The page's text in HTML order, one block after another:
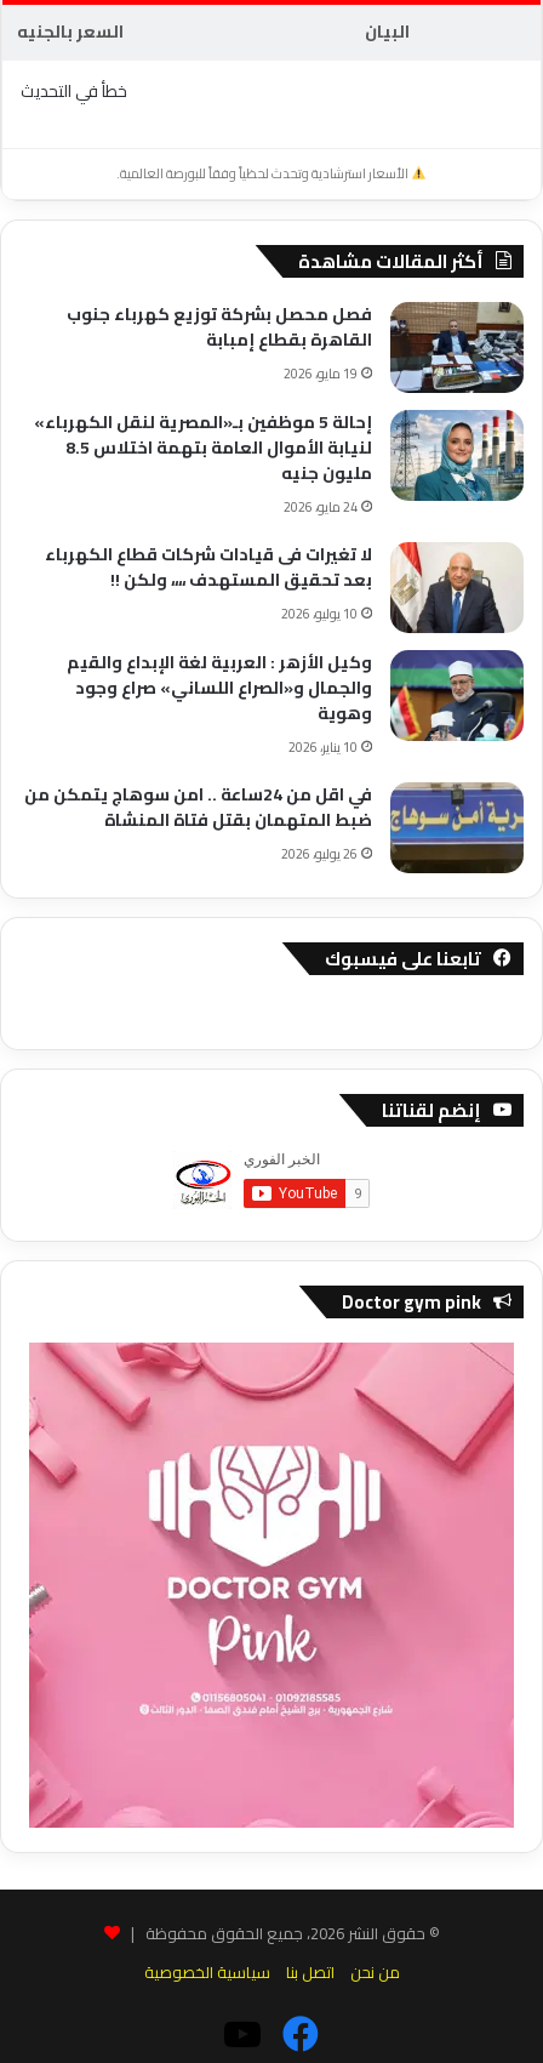
البيان
السعر بالجنيه
خطأ في التحديث
الأسعار استرشادية وتحدث لحظياً وفقاً للبورصة العالمية.
أكثر المقالات مشاهدة
فصل محصل بشركة توزيع كهرباء جنوب
القاهرة بقطاع إمبابة
19 مايو، 2026
إحالة 5 موظفين بـ«المصرية لنقل الكهرباء»
لنيابة الأموال العامة بتهمة اختلاس 8.5
مليون جنيه
24 مايو، 2026
لا تغيرات فى قيادات شركات قطاع الكهرباء
بعد تحقيق المستهدف ،،،، ولكن !!
10 يوليو، 2026
وكيل الأزهر : العربية لغة الإبداع والقيم
والجمال و«الصراع اللساني» صراع وجود
وهوية
10 يناير، 2026
في اقل من 24ساعة .. امن سوهاج يتمكن من
ضبط المتهمان بقتل فتاة المنشاة
26 يوليو، 2026
تابعنا على فيسبوك
إنضم لقناتنا
Doctor gym pink
© حقوق النشر 2026، جميع الحقوق محفوظة |
من نحن
اتصل بنا سياسية الخصوصية
فيسبوك